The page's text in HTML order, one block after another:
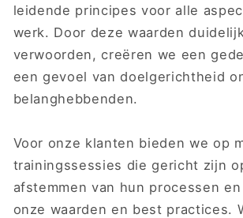
leidende principes voor alle
werk. Door deze waarden
verwoorden, creëren we een
een gevoel van doelgerichtheid
belanghebbenden.
Voor onze klanten bieden we op
trainingssessies die gericht zijn
afstemmen van hun processen
onze waarden en best practices.